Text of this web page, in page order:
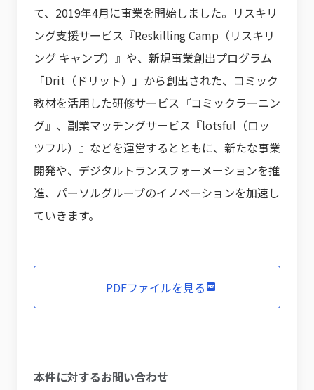
て、2019年4月に事業を開始しました。リスキリ
ング支援サービス『Reskilling Camp（リスキリ
ング キャンプ）』や、新規事業創出プログラム
「Drit（ドリット）」から創出された、コミック
教材を活用した研修サービス『コミックラーニン
グ』、副業マッチングサービス『lotsful（ロッ
ツフル）』などを運営するとともに、新たな事業
開発や、デジタルトランスフォーメーションを推
進、パーソルグループのイノベーションを加速し
ていきます。
PDFファイルを見る
本件に対するお問い合わせ